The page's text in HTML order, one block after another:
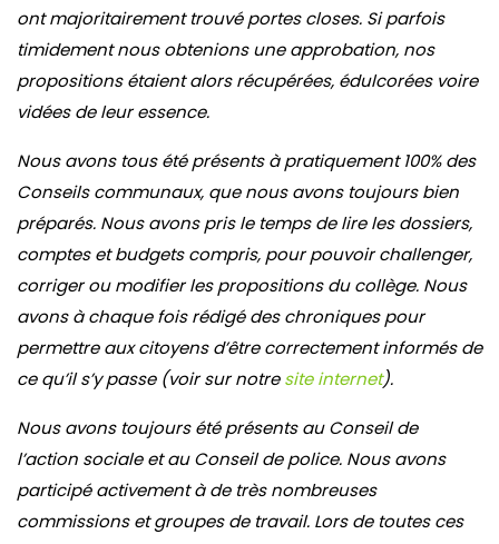
ont majoritairement trouvé portes closes. Si parfois
timidement nous obtenions une approbation, nos
propositions étaient alors récupérées, édulcorées voire
vidées de leur essence.
Nous avons tous été présents à pratiquement 100% des
Conseils communaux, que nous avons toujours bien
préparés. Nous avons pris le temps de lire les dossiers,
comptes et budgets compris, pour pouvoir challenger,
corriger ou modifier les propositions du collège. Nous
avons à chaque fois rédigé des chroniques pour
permettre aux citoyens d’être correctement informés de
ce qu’il s’y passe (voir sur notresite internet).
Nous avons toujours été présents au Conseil de
l’action sociale et au Conseil de police. Nous avons
participé activement à de très nombreuses
commissions et groupes de travail. Lors de toutes ces